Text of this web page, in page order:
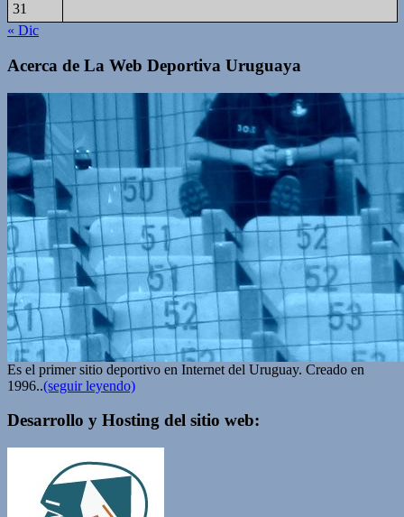
31
« Dic
Acerca de La Web Deportiva Uruguaya
Es el primer sitio deportivo en Internet del Uruguay. Creado en
1996..(seguir leyendo)
Desarrollo y Hosting del sitio web: